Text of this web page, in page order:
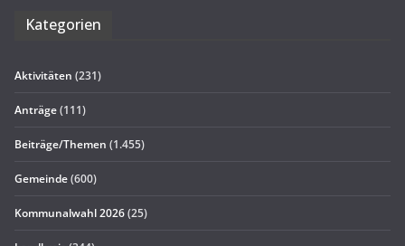
Kate­go­rien
Aktivitäten (231)
Anträge(111)
Beiträge/Themen (1.455)
Gemeinde(600)
Kommunalwahl 2026(25)